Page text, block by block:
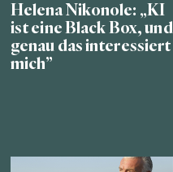
Helena Nikonole: „KI
ist eine Black Box, und
genau das interessiert
mich”